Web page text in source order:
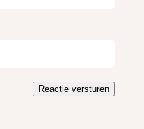
Reactie versturen